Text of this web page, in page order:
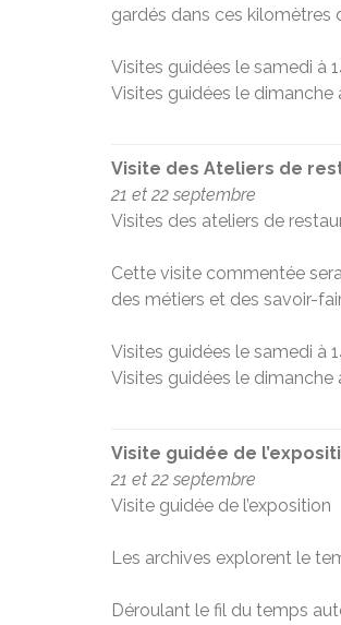
gardés dans ces kilomètres
Visites guidées le samedi à
Visites guidées le dimanche
Visite des Ateliers de
21 et 22 septembre
Visites des ateliers de
Cette visite commentée
des métiers et des savoir-
Visites guidées le samedi à
Visites guidées le dimanche
Visite guidée de
21 et 22 septembre
Visite guidée de l’exposition
Les archives explorent le
Déroulant le fil du temps